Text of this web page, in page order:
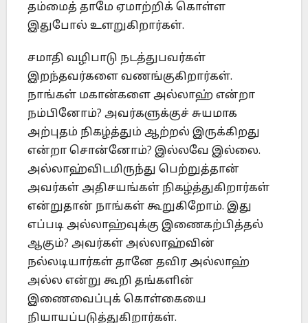
தம்மைத் தாமே ஏமாற்றிக் கொள்ள
இதுபோல் உளறுகிறார்கள்.
சமாதி வழிபாடு நடத்துபவர்கள்
இறந்தவர்களை வணங்குகிறார்கள்.
நாங்கள் மகான்களை அல்லாஹ் என்றா
நம்பினோம்? அவர்களுக்குச் சுயமாக
அற்புதம் நிகழ்த்தும் ஆற்றல் இருக்கிறது
என்றா சொன்னோம்? இல்லவே இல்லை.
அல்லாஹ்விடமிருந்து பெற்றுத்தான்
அவர்கள் அதிசயங்கள் நிகழ்த்துகிறார்கள்
என்றுதான் நாங்கள் கூறுகிறோம். இது
எப்படி அல்லாஹ்வுக்கு இணைகற்பித்தல்
ஆகும்? அவர்கள் அல்லாஹ்வின்
நல்லடியார்கள் தானே தவிர அல்லாஹ்
அல்ல என்று கூறி தங்களின்
இணைவைப்புக் கொள்கையை
நியாயப்படுத்துகிறார்கள்.